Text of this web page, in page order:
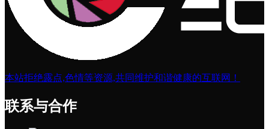
本站拒绝露点,色情等资源,共同维护和谐健康的互联网！
联系与合作